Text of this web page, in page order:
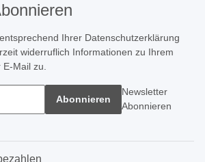
Ihrer Datenschutzerklärung
widerruflich Informationen zu Ihrem
E-Mail zu.
Abonnieren
Newsletter
Abonnieren